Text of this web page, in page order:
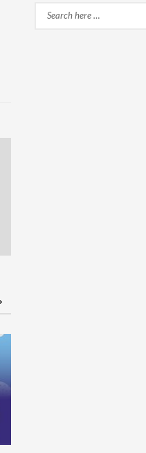
Search